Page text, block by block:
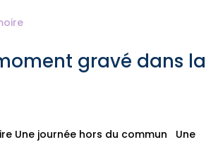
gravé dans la
Une journée hors du commun Une